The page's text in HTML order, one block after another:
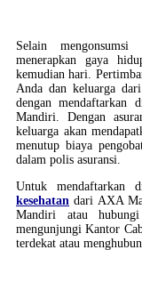
Selain
menerapkan gaya
kemudian hari.
Anda dan keluarga
dengan mendaftarkan
Mandiri. Dengan
keluarga akan
menutup biaya
dalam polis asuransi.
Untuk mendaftarkan
kesehatan dari AXA
Mandiri atau
mengunjungi Kantor
terdekat atau